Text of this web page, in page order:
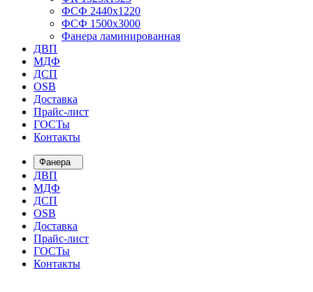
ФСФ 2440х1220
ФСФ 1500х3000
Фанера ламинированная
ДВП
МДФ
ДСП
OSB
Доставка
Прайс-лист
ГОСТы
Контакты
Фанера
ДВП
МДФ
ДСП
OSB
Доставка
Прайс-лист
ГОСТы
Контакты